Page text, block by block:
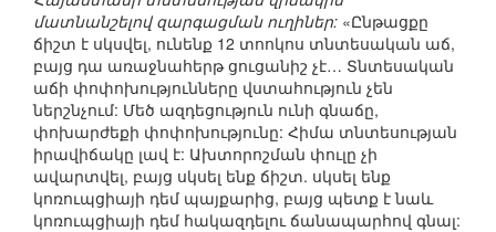
մատնանշելով զարգացման ուղիներ: «Ընթացքը
ճիշտ է սկսվել, ունենք 12 տոոկոս տնտեսական աճ,
բայց դա առաջնահերթ ցուցանիշ չէ… Տնտեսական
աճի փոփոխությունները վստահություն չեն
ներշնչում: Մեծ ազդեցություն ունի գնաճը,
փոխարժեքի փոփոխությունը: Հիմա տնտեսության
իրավիճակը լավ է: Ախտորոշման փուլը չի
ավարտվել, բայց սկսել ենք ճիշտ. սկսել ենք
կոռուպցիայի դեմ պայքարից, բայց պետք է նաև
կոռուպցիայի դեմ հակազդելու ճանապարհով գնալ: